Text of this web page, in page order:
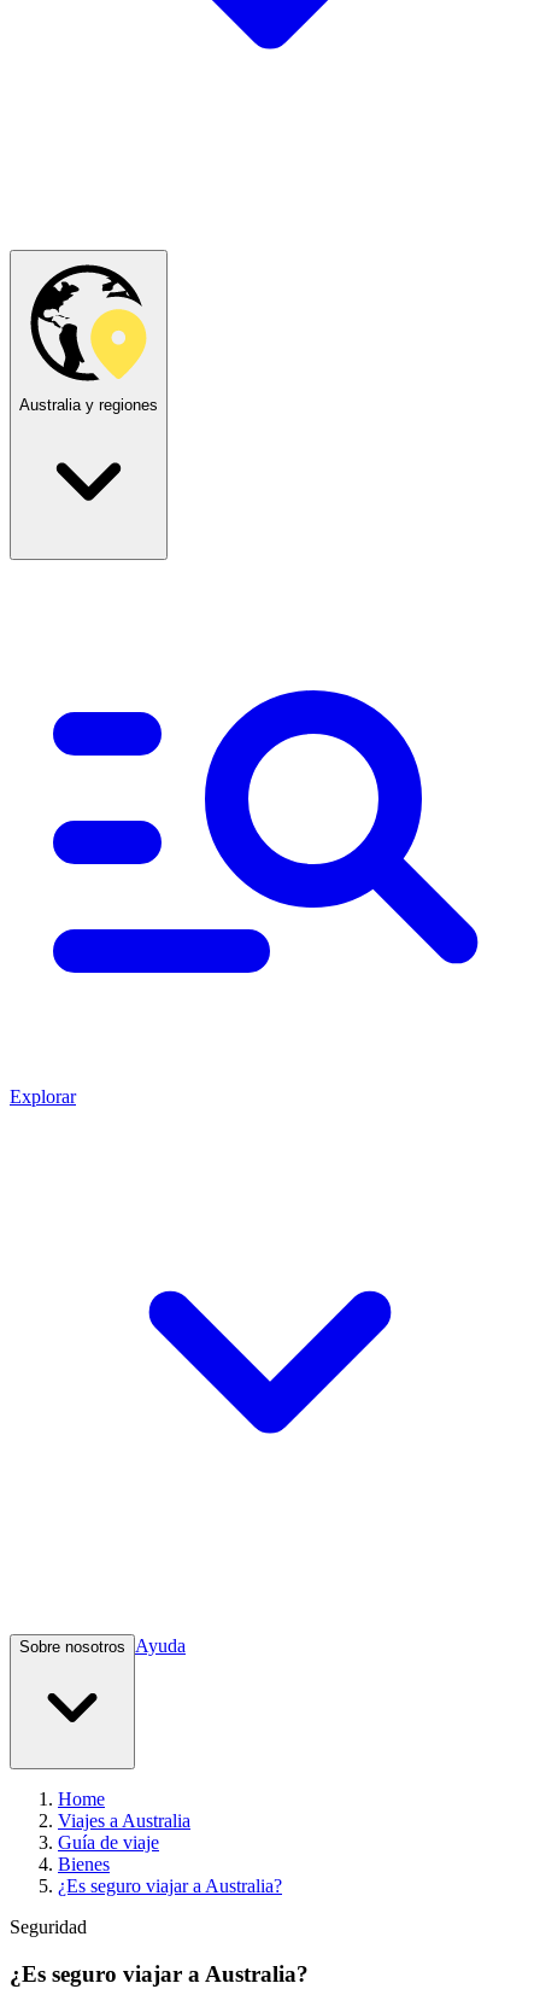
Australia y regiones
Explorar
Sobre nosotros Ayuda
Home
Viajes a Australia
Guía de viaje
Bienes
¿Es seguro viajar a Australia?
Seguridad
¿Es seguro viajar a Australia?